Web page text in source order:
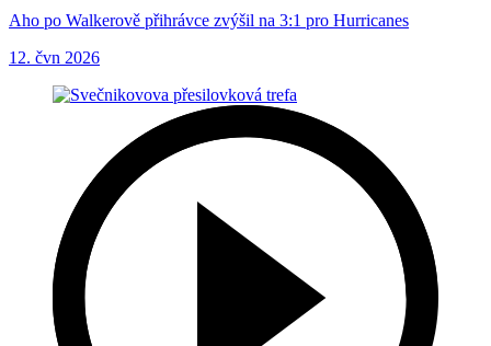
Aho po Walkerově přihrávce zvýšil na 3:1 pro Hurricanes
12. čvn 2026